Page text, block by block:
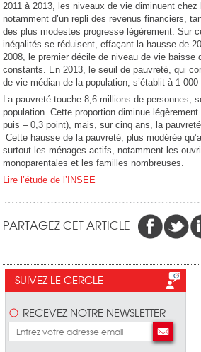
2011 à 2013, les niveaux de vie diminuent
notamment d’un repli des revenus financiers,
des plus modestes progresse légèrement. Sur
inégalités se réduisent, effaçant la hausse de
2008, le premier décile de niveau de vie baisse
constants. En 2013, le seuil de pauvreté, qui
de vie médian de la population, s’établit à 1
La pauvreté touche 8,6 millions de personnes,
population. Cette proportion diminue
puis – 0,3 point), mais, sur cinq ans, la
Cette hausse de la pauvreté, plus modérée
surtout les ménages actifs, notamment les
monoparentales et les familles nombreuses.
Lire l’étude de l’INSEE
PARTAGEZ CET ARTICLE
SUIVEZ LE CERCLE
RECEVEZ NOTRE NEWSLETTER